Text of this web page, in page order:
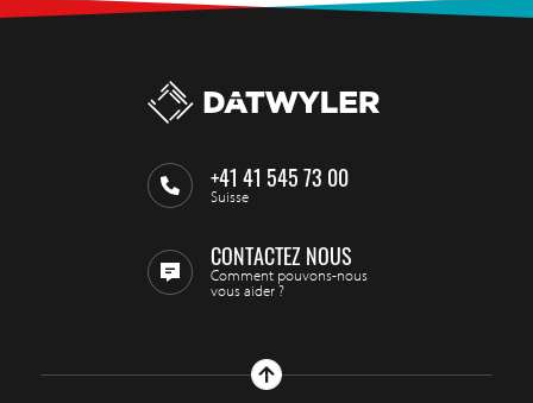
+41 41 545 73 00
Suisse
CONTACTEZ NOUS
Comment pouvons-nous
vous aider ?